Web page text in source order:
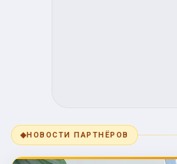
◆НОВОСТИ ПАРТНЁРОВ